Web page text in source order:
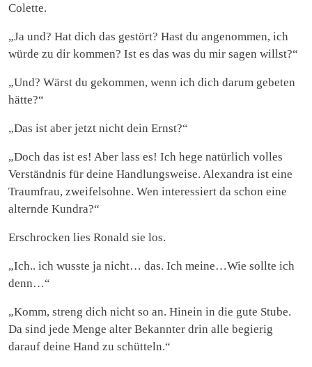
Colette.
„Ja und? Hat dich das gestört? Hast du angenommen, ich
würde zu dir kommen? Ist es das was du mir sagen willst?“
„Und? Wärst du gekommen, wenn ich dich darum gebeten
hätte?“
„Das ist aber jetzt nicht dein Ernst?“
„Doch das ist es! Aber lass es! Ich hege natürlich volles
Verständnis für deine Handlungsweise. Alexandra ist eine
Traumfrau, zweifelsohne. Wen interessiert da schon eine
alternde Kundra?“
Erschrocken lies Ronald sie los.
„Ich.. ich wusste ja nicht… das. Ich meine…Wie sollte ich
denn…“
„Komm, streng dich nicht so an. Hinein in die gute Stube.
Da sind jede Menge alter Bekannter drin alle begierig
darauf deine Hand zu schütteln.“